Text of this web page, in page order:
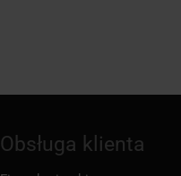
Obsługa klienta